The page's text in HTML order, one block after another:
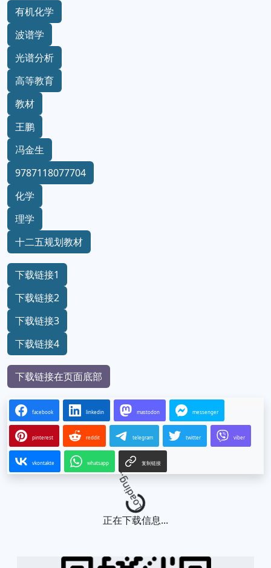
有机化学
波谱学
光谱分析
高等教育
教材
王鹏
冯金生
9787118077704
化学
理学
十二五规划教材
下载链接1
下载链接2
下载链接3
下载链接4
下载链接在页面底部
facebook linkedin mastodon messenger
pinterest reddit telegram twitter viber
vkontakte whatsapp 复制链接
Loading...
正在下载信息...